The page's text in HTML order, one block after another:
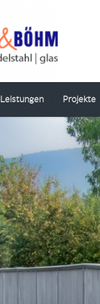
Leistungen Projekte